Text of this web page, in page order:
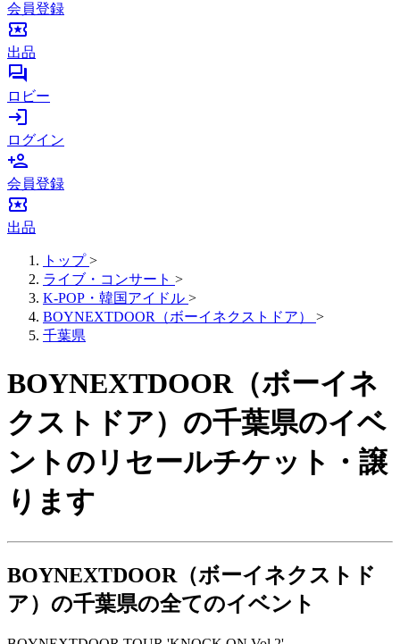
会員登録
local_activity
出品
forum
ロビー
login
ログイン
person_add
会員登録
local_activity
出品
トップ >
ライブ・コンサート >
K-POP・韓国アイドル >
BOYNEXTDOOR（ボーイネクストドア）
>
千葉県
BOYNEXTDOOR（ボーイネ
クストドア）の千葉県のイベ
ントのリセールチケット・譲
ります
BOYNEXTDOOR（ボーイネクストド
ア）の千葉県の全てのイベント